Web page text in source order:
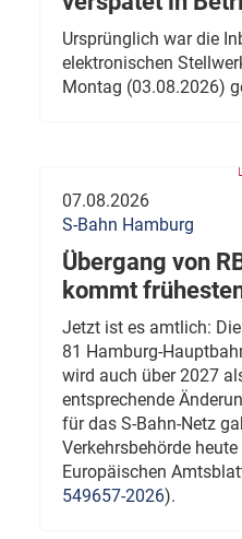
Ursprünglich war die
elektronischen
Montag (03.08.2026)
07.08.2026
S-Bahn Hamburg
Übergang von
kommt
Jetzt ist es amtlich:
81 Hamburg-
wird auch über 2027
entsprechende
für das S-Bahn-Netz
Verkehrsbehörde
Europäischen
549657-2026).